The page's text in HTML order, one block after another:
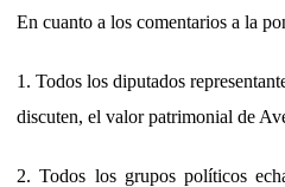
En cuanto a los comentarios a la
1. Todos los diputados
discuten, el valor patrimonial de
2. Todos los grupos políticos